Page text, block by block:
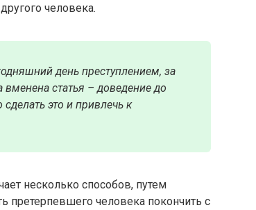
человека.
день преступлением, за
статья – доведение до
сделать это и привлечь к
несколько способов, путем
человека покончить с